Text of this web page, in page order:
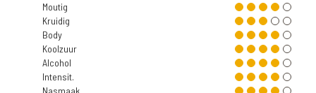
Moutig
Kruidig
Body
Koolzuur
Alcohol
Intensit.
Nasmaak